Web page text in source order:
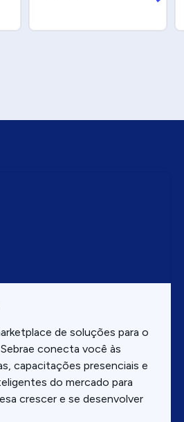
de soluções para o
conecta você às
capacitações presenciais e
do mercado para
crescer e se desenvolver